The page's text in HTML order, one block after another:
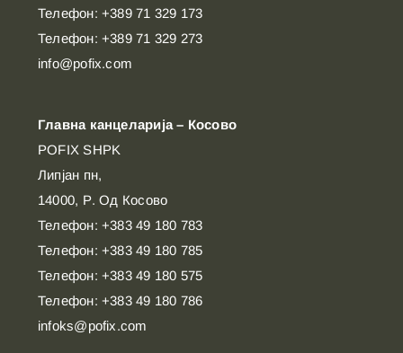
Телефон: +389 71 329 173
Телефон: +389 71 329 273
info@pofix.com
Главна канцеларија – Косово
POFIX SHPK
Липјан пн,
14000, Р. Од Косово
Телефон: +383 49 180 783
Телефон: +383 49 180 785
Телефон: +383 49 180 575
Телефон: +383 49 180 786
infoks@pofix.com